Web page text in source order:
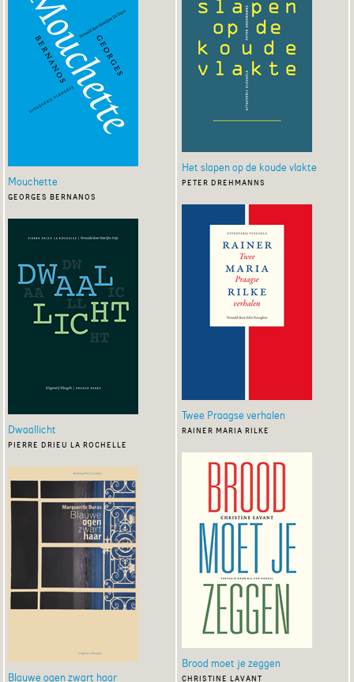
Mouchette
georges bernanos
Dwaallicht
pierre drieu la rochelle
Blauwe ogen zwart haar
Het slapen op de koude vlakte
peter drehmanns
Twee Praagse verhalen
rainer maria rilke
Brood moet je zeggen
christine lavant